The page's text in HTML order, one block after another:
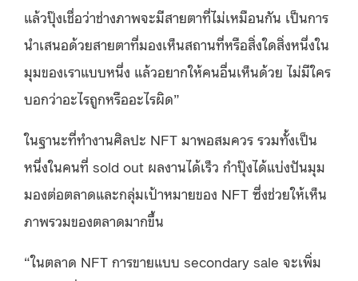
แล้วปุ๊งเชื่อว่าช่างภาพจะมีสายตาที่ไม่เหมือนกัน เป็นการ
นำเสนอด้วยสายตาที่มองเห็นสถานที่หรือสิ่งใดสิ่งหนึ่งใน
มุมของเราแบบหนึ่ง แล้วอยากให้คนอื่นเห็นด้วย ไม่มีใคร
บอกว่าอะไรถูกหรืออะไรผิด”
ในฐานะที่ทำงานศิลปะ NFT มาพอสมควร รวมทั้งเป็น
หนึ่งในคนที่ sold out ผลงานได้เร็ว กำปุ๊งได้แบ่งปันมุม
มองต่อตลาดและกลุ่มเป้าหมายของ NFT ซึ่งช่วยให้เห็น
ภาพรวมของตลาดมากขึ้น
“ในตลาด NFT การขายแบบ secondary sale จะเพิ่ม